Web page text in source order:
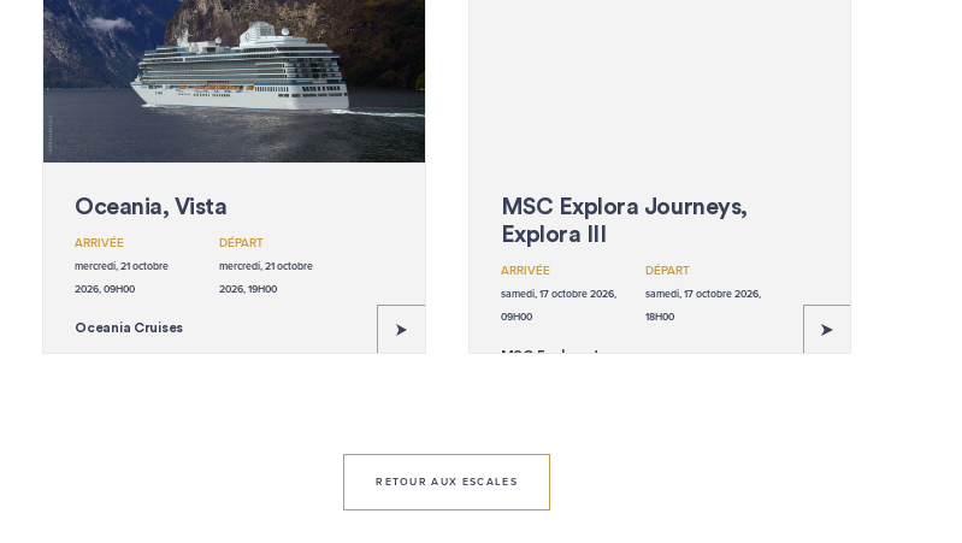
Oceania, Vista
ARRIVÉE
mercredi, 21 octobre
2026, 09H00
DÉPART
mercredi, 21 octobre
2026, 19H00
Oceania Cruises
MSC Explora Journeys,
Explora III
ARRIVÉE
samedi, 17 octobre 2026,
09H00
DÉPART
samedi, 17 octobre 2026,
18H00
MSC Explora Journeys
RETOUR AUX ESCALES